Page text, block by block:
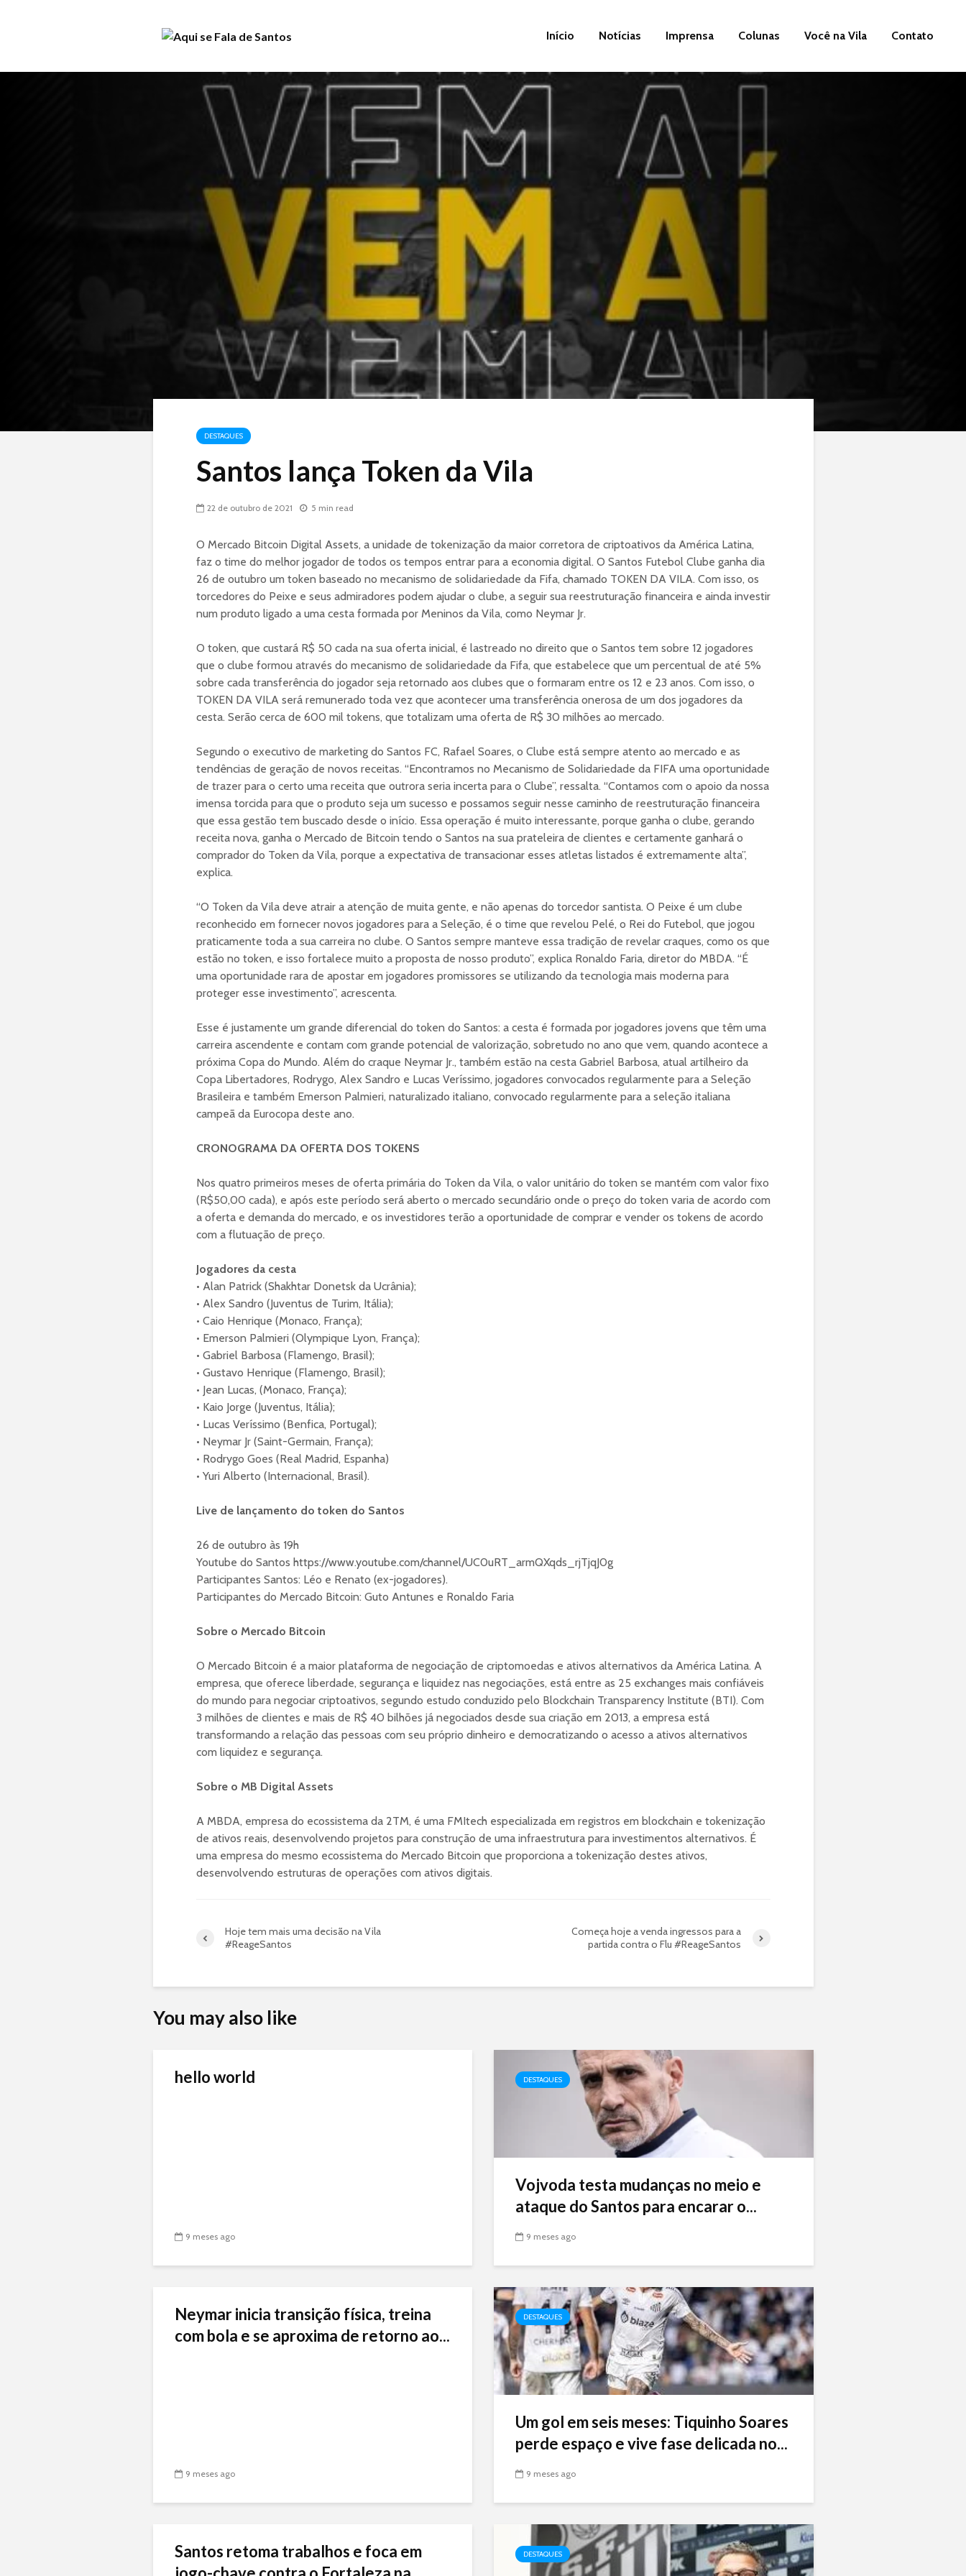
Início Notícias Imprensa Colunas Você na Vila Contato
DESTAQUES
Santos lança Token da Vila
22 de outubro de 2021 5 min read
O Mercado Bitcoin Digital Assets, a unidade de tokenização da maior corretora de criptoativos da América Latina,
faz o time do melhor jogador de todos os tempos entrar para a economia digital. O Santos Futebol Clube ganha dia
26 de outubro um token baseado no mecanismo de solidariedade da Fifa, chamado TOKEN DA VILA. Com isso, os
torcedores do Peixe e seus admiradores podem ajudar o clube, a seguir sua reestruturação financeira e ainda investir
num produto ligado a uma cesta formada por Meninos da Vila, como Neymar Jr.
O token, que custará R$ 50 cada na sua oferta inicial, é lastreado no direito que o Santos tem sobre 12 jogadores
que o clube formou através do mecanismo de solidariedade da Fifa, que estabelece que um percentual de até 5%
sobre cada transferência do jogador seja retornado aos clubes que o formaram entre os 12 e 23 anos. Com isso, o
TOKEN DA VILA será remunerado toda vez que acontecer uma transferência onerosa de um dos jogadores da
cesta. Serão cerca de 600 mil tokens, que totalizam uma oferta de R$ 30 milhões ao mercado.
Segundo o executivo de marketing do Santos FC, Rafael Soares, o Clube está sempre atento ao mercado e as
tendências de geração de novos receitas. “Encontramos no Mecanismo de Solidariedade da FIFA uma oportunidade
de trazer para o certo uma receita que outrora seria incerta para o Clube”, ressalta. “Contamos com o apoio da nossa
imensa torcida para que o produto seja um sucesso e possamos seguir nesse caminho de reestruturação financeira
que essa gestão tem buscado desde o início. Essa operação é muito interessante, porque ganha o clube, gerando
receita nova, ganha o Mercado de Bitcoin tendo o Santos na sua prateleira de clientes e certamente ganhará o
comprador do Token da Vila, porque a expectativa de transacionar esses atletas listados é extremamente alta”,
explica.
“O Token da Vila deve atrair a atenção de muita gente, e não apenas do torcedor santista. O Peixe é um clube
reconhecido em fornecer novos jogadores para a Seleção, é o time que revelou Pelé, o Rei do Futebol, que jogou
praticamente toda a sua carreira no clube. O Santos sempre manteve essa tradição de revelar craques, como os que
estão no token, e isso fortalece muito a proposta de nosso produto’’, explica Ronaldo Faria, diretor do MBDA. “É
uma oportunidade rara de apostar em jogadores promissores se utilizando da tecnologia mais moderna para
proteger esse investimento”, acrescenta.
Esse é justamente um grande diferencial do token do Santos: a cesta é formada por jogadores jovens que têm uma
carreira ascendente e contam com grande potencial de valorização, sobretudo no ano que vem, quando acontece a
próxima Copa do Mundo. Além do craque Neymar Jr., também estão na cesta Gabriel Barbosa, atual artilheiro da
Copa Libertadores, Rodrygo, Alex Sandro e Lucas Veríssimo, jogadores convocados regularmente para a Seleção
Brasileira e também Emerson Palmieri, naturalizado italiano, convocado regularmente para a seleção italiana
campeã da Eurocopa deste ano.
CRONOGRAMA DA OFERTA DOS TOKENS
Nos quatro primeiros meses de oferta primária do Token da Vila, o valor unitário do token se mantém com valor fixo
(R$50,00 cada), e após este período será aberto o mercado secundário onde o preço do token varia de acordo com
a oferta e demanda do mercado, e os investidores terão a oportunidade de comprar e vender os tokens de acordo
com a flutuação de preço.
Jogadores da cesta
• Alan Patrick (Shakhtar Donetsk da Ucrânia);
• Alex Sandro (Juventus de Turim, Itália);
• Caio Henrique (Monaco, França);
• Emerson Palmieri (Olympique Lyon, França);
• Gabriel Barbosa (Flamengo, Brasil);
• Gustavo Henrique (Flamengo, Brasil);
• Jean Lucas, (Monaco, França);
• Kaio Jorge (Juventus, Itália);
• Lucas Veríssimo (Benfica, Portugal);
• Neymar Jr (Saint-Germain, França);
• Rodrygo Goes (Real Madrid, Espanha)
• Yuri Alberto (Internacional, Brasil).
Live de lançamento do token do Santos
26 de outubro às 19h
Youtube do Santos https://www.youtube.com/channel/UC0uRT_armQXqds_rjTjqJ0g
Participantes Santos: Léo e Renato (ex-jogadores).
Participantes do Mercado Bitcoin: Guto Antunes e Ronaldo Faria
Sobre o Mercado Bitcoin
O Mercado Bitcoin é a maior plataforma de negociação de criptomoedas e ativos alternativos da América Latina. A
empresa, que oferece liberdade, segurança e liquidez nas negociações, está entre as 25 exchanges mais confiáveis
do mundo para negociar criptoativos, segundo estudo conduzido pelo Blockchain Transparency Institute (BTI). Com
3 milhões de clientes e mais de R$ 40 bilhões já negociados desde sua criação em 2013, a empresa está
transformando a relação das pessoas com seu próprio dinheiro e democratizando o acesso a ativos alternativos
com liquidez e segurança.
Sobre o MB Digital Assets
A MBDA, empresa do ecossistema da 2TM, é uma FMItech especializada em registros em blockchain e tokenização
de ativos reais, desenvolvendo projetos para construção de uma infraestrutura para investimentos alternativos. É
uma empresa do mesmo ecossistema do Mercado Bitcoin que proporciona a tokenização destes ativos,
desenvolvendo estruturas de operações com ativos digitais.
Hoje tem mais uma decisão na Vila
#ReageSantos
Começa hoje a venda ingressos para a
partida contra o Flu #ReageSantos
You may also like
hello world
9 meses ago
DESTAQUES
Vojvoda testa mudanças no meio e
ataque do Santos para encarar o...
9 meses ago
Neymar inicia transição física, treina
com bola e se aproxima de retorno ao...
9 meses ago
DESTAQUES
Um gol em seis meses: Tiquinho Soares
perde espaço e vive fase delicada no...
9 meses ago
Santos retoma trabalhos e foca em
DESTAQUES